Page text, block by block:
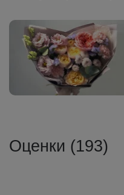
Оценки (193)